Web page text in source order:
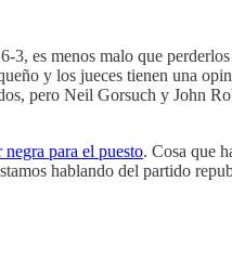
3, es menos malo que
y los jueces tienen una
pero Neil Gorsuch y John
para el puesto. Cosa que
hablando del partido